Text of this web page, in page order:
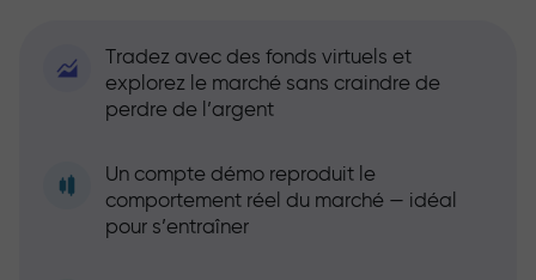
Tradez avec des fonds virtuels et
explorez le marché sans craindre de
perdre de l’argent
Un compte démo reproduit le
comportement réel du marché — idéal
pour s’entraîner